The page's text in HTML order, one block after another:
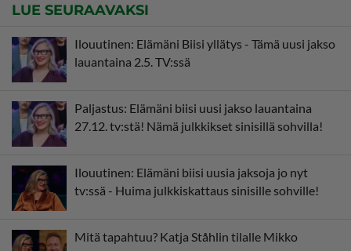
LUE SEURAAVAKSI
Ilouutinen: Elämäni Biisi yllätys - Tämä uusi jakso
lauantaina 2.5. TV:ssä
Paljastus: Elämäni biisi uusi jakso lauantaina
27.12. tv:stä! Nämä julkkikset sinisillä sohvilla!
Ilouutinen: Elämäni biisi uusia jaksoja jo nyt
tv:ssä - Huima julkkiskattaus sinisille sohville!
Mitä tapahtuu? Katja Ståhlin tilalle Mikko